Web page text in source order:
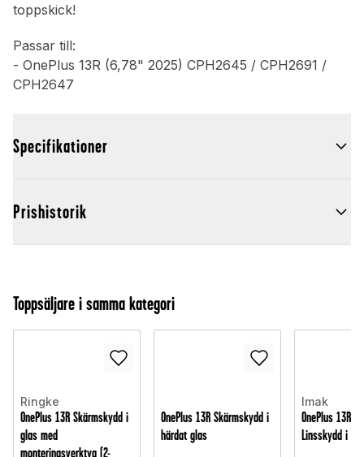
toppskick!
Passar till:
- OnePlus 13R (6,78" 2025) CPH2645 / CPH2691 /
CPH2647
Specifikationer
Prishistorik
Toppsäljare i samma kategori
Ringke
OnePlus 13R Skärmskydd i
glas med
monteringsverktyg (2-
OnePlus 13R Skärmskydd i
härdat glas
Imak
OnePlus 13R
Linsskydd i